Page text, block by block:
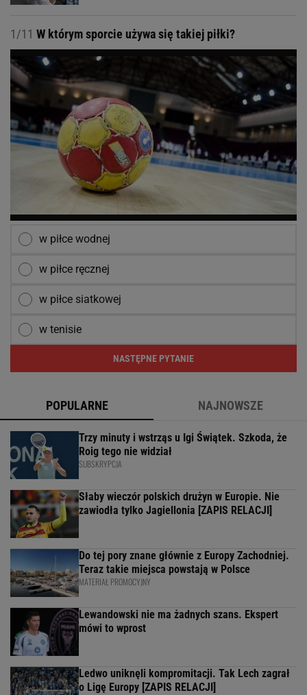
1/11 W którym sporcie używa się takiej piłki?
w piłce wodnej
w piłce ręcznej
w piłce siatkowej
w tenisie
NASTĘPNE PYTANIE
POPULARNE NAJNOWSZE
Trzy minuty i wstrząs u Igi Świątek. Szkoda, że
Roig tego nie widział
SUBSKRYPCJA
Słaby wieczór polskich drużyn w Europie. Nie
zawiodła tylko Jagiellonia [ZAPIS RELACJI]
Do tej pory znane głównie z Europy Zachodniej.
Teraz takie miejsca powstają w Polsce
MATERIAŁ PROMOCYJNY
Lewandowski nie ma żadnych szans. Ekspert
mówi to wprost
Ledwo uniknęli kompromitacji. Tak Lech zagrał
o Ligę Europy [ZAPIS RELACJI]